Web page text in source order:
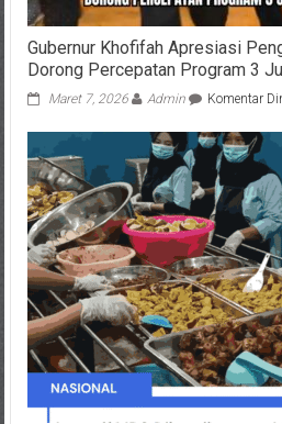
Gubernur Khofifah Apresiasi
Dorong Percepatan Program 3
Maret 7, 2026 Admin Komentar